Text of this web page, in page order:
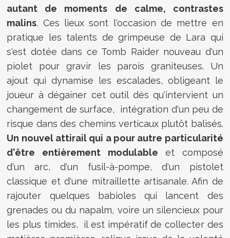
autant de moments de calme, contrastes
malins. Ces lieux sont l'occasion de mettre en
pratique les talents de grimpeuse de Lara qui
s'est dotée dans ce Tomb Raider nouveau d'un
piolet pour gravir les parois graniteuses. Un
ajout qui dynamise les escalades, obligeant le
joueur à dégainer cet outil dès qu'intervient un
changement de surface, intégration d'un peu de
risque dans des chemins verticaux plutôt balisés.
Un nouvel attirail qui a pour autre particularité
d'être entièrement modulable et composé
d'un arc, d'un fusil-à-pompe, d'un pistolet
classique et d'une mitraillette artisanale. Afin de
rajouter quelques babioles qui lancent des
grenades ou du napalm, voire un silencieux pour
les plus timides, il est impératif de collecter des